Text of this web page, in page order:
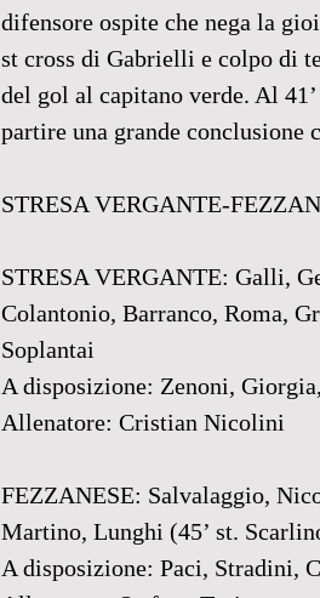
difensore ospite che nega la
st cross di Gabrielli e colpo di
del gol al capitano verde. Al
partire una grande conclusione
STRESA VERGANTE-
STRESA VERGANTE: Galli,
Colantonio, Barranco, Roma,
Soplantai
A disposizione: Zenoni,
Allenatore: Cristian Nicolini
FEZZANESE: Salvalaggio,
Martino, Lunghi (45’ st.
A disposizione: Paci, Stradini,